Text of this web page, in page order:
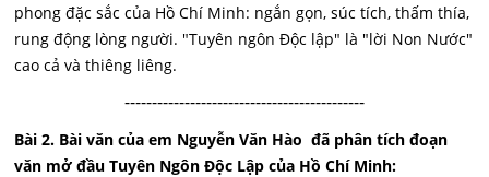
phong đặc sắc của Hồ Chí Minh: ngắn gọn, súc tích, thấm thía,
rung động lòng người. "Tuyên ngôn Độc lập" là "lời Non Nước"
cao cả và thiêng liêng.
--------------------------------------------
Bài 2. Bài văn của em Nguyễn Văn Hào đã phân tích đoạn
văn mở đầu Tuyên Ngôn Độc Lập của Hồ Chí Minh: